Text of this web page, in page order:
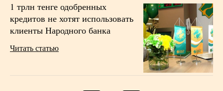
1 трлн тенге одобренных
кредитов не хотят использовать
клиенты Народного банка
Читать статью